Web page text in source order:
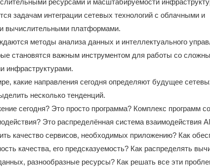
ресурсами и масштабируемости
задачам интеграции сетевых технологий с облачными и
вычислительными платформами.
методы анализа данных и интеллектуального
становятся важным инструментом для работы со
инфраструктурами.
какие направления сегодня определяют будущее
несколько тенденций.
сегодня? Это просто программа? Комплекс программ
Это распределённая система взаимодействия
качество сервисов, необходимых приложению? Как
качества, его предсказуемость? Как распределять
данных, разнообразные ресурсы? Как решать все эти